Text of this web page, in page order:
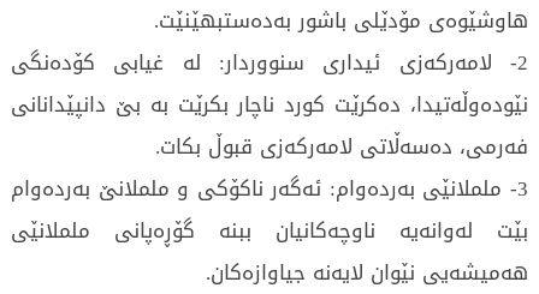
هاوشێوەی مۆدێلی باشور بەدەستبهێنێت.
2- لامەرکەزی ئیداری سنووردار: لە غیابی کۆدەنگی
نێودەوڵەتیدا، دەکرێت کورد ناچار بکرێت بە بێ دانپێدانانی
فەرمی، دەسەڵاتی لامەرکەزی قبوڵ بکات.
3- ململانێی بەردەوام: ئەگەر ناکۆکی و ململانێ بەردەوام
بێت لەوانەیە ناوچەکانیان ببنە گۆڕەپانی ململانێی
هەمیشەیی نێوان لایەنە جیاوازەکان.